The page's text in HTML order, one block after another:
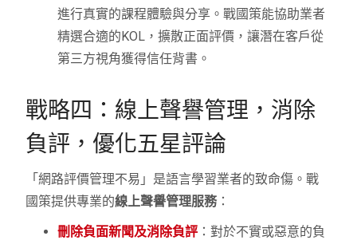
進行真實的課程體驗與分享。戰國策能協助業者
精選合適的KOL，擴散正面評價，讓潛在客戶從
第三方視角獲得信任背書。
戰略四：線上聲譽管理，消除
負評，優化五星評論
「網路評價管理不易」是語言學習業者的致命傷。戰
國策提供專業的線上聲譽管理服務 ：
刪除負面新聞及消除負評 ：對於不實或惡意的負